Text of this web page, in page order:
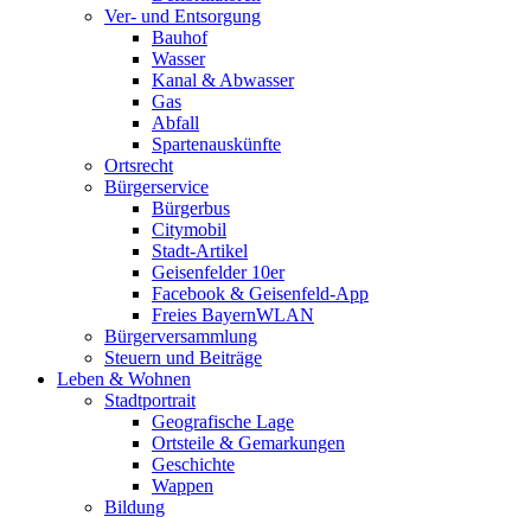
Ver- und Entsorgung
Bauhof
Wasser
Kanal & Abwasser
Gas
Abfall
Spartenauskünfte
Ortsrecht
Bürgerservice
Bürgerbus
Citymobil
Stadt-Artikel
Geisenfelder 10er
Facebook & Geisenfeld-App
Freies BayernWLAN
Bürgerversammlung
Steuern und Beiträge
Leben & Wohnen
Stadtportrait
Geografische Lage
Ortsteile & Gemarkungen
Geschichte
Wappen
Bildung